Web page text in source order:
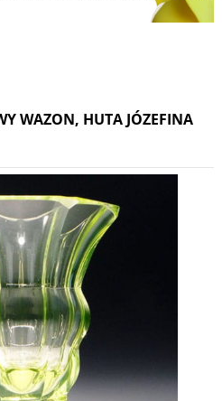
WAZON, HUTA JÓZEFINA